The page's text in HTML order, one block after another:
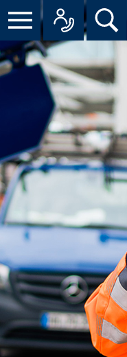
Menü Alle